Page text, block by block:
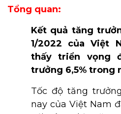
Tổng quan:
Kết quả tăng
1/2022 của Việt
thấy triển vọng
trưởng 6,5% trong
Tốc độ tăng
nay của Việt Nam